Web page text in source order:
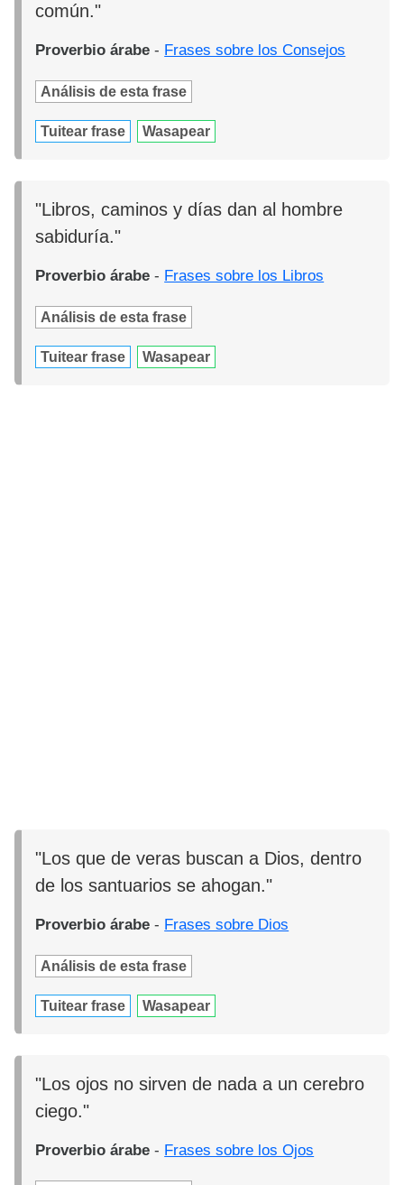
común."
Proverbio árabe - Frases sobre los Consejos
Análisis de esta frase
Tuitear frase Wasapear
"Libros, caminos y días dan al hombre
sabiduría."
Proverbio árabe - Frases sobre los Libros
Análisis de esta frase
Tuitear frase Wasapear
"Los que de veras buscan a Dios, dentro
de los santuarios se ahogan."
Proverbio árabe - Frases sobre Dios
Análisis de esta frase
Tuitear frase Wasapear
"Los ojos no sirven de nada a un cerebro
ciego."
Proverbio árabe - Frases sobre los Ojos